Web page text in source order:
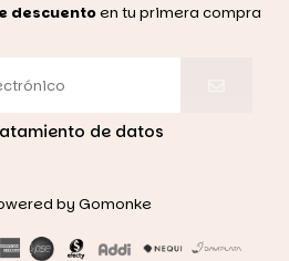
descuentoen tu primera compra
de datos
by Gomonke